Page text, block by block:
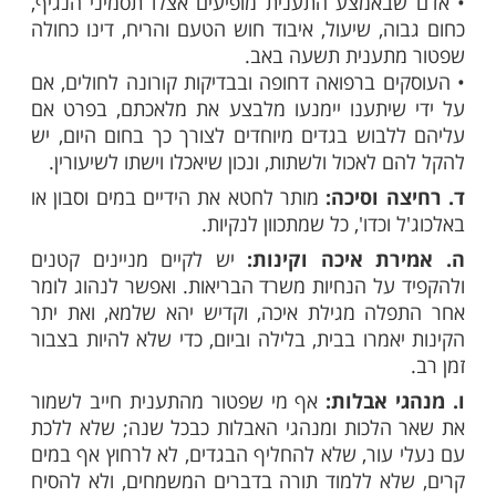
לאכול לשיעורין ויאכל כרגיל.
שאינו סובל משום תסמינים, חייב בתענית,
הרופא אמר לו שיאכל כדי שלא יבוא לידי חולי,
יאכל וישתה לשיעורים כביום הכיפורים. ואם
לו שהוא בגדר חולה, אזי יאכל וישתה כרגיל.
באב א"צ לאכול ולשתות לשיעורין,
לא גזר רבנן מעיקרא, כאן שאינו חולה
יכבד חוליו, נכון יותר שיאכל וישתה
ילקוט יוסף ארבע תעניות עמ' תיט, תכט].
חייב בתענית. כל שאין לו תסמינים כלל.
מדלקת ריאות חמורה וכדו', או שהיה
וכעת הבריא, צריך להיוועץ עם הרופא
לצום. ואם הרופא אומר שצריך לאכול ולשתות
על עצמו.